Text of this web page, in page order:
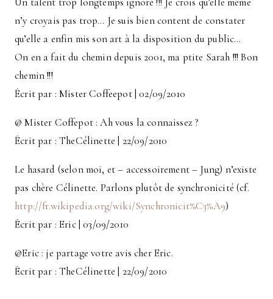
n’y croyais pas trop… Je suis bien content de constater
qu’elle a enfin mis son art à la disposition du public…
On en a fait du chemin depuis 2001, ma ptite Sarah !!! Bon
chemin !!!
Écrit par : Mister Coffeepot | 02/09/2010
@ Mister Coffepot : Ah vous la connaissez ?
Écrit par : TheCélinette | 22/09/2010
Le hasard (selon moi, et – accessoirement – Jung) n’existe
pas chère Célinette. Parlons plutôt de synchronicité (cf.
http://fr.wikipedia.org/wiki/Synchronicit%C3%A9)
Écrit par : Eric | 03/09/2010
@Eric : je partage votre avis cher Eric.
Écrit par : TheCélinette | 22/09/2010